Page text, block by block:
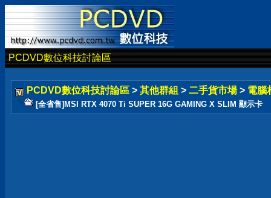
PCDVD數位科技討論區
PCDVD數位科技討論區 > 其他群組 > 二手貨市場 > 電腦
[全省售]MSI RTX 4070 Ti SUPER 16G GAMING X SLIM 顯示卡